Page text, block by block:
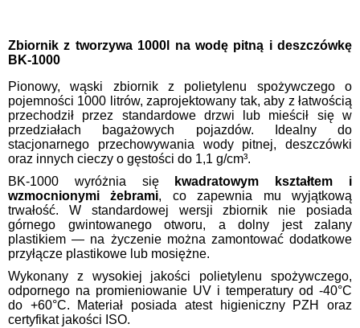
Zbiornik z tworzywa 1000l na wodę pitną i deszczówkę
BK-1000
Pionowy, wąski zbiornik z polietylenu spożywczego o
pojemności 1000 litrów, zaprojektowany tak, aby z łatwością
przechodził przez standardowe drzwi lub mieścił się w
przedziałach bagażowych pojazdów. Idealny do
stacjonarnego przechowywania wody pitnej, deszczówki
oraz innych cieczy o gęstości do 1,1 g/cm³.
BK-1000 wyróżnia się
kwadratowym kształtem i
wzmocnionymi żebrami, co zapewnia mu wyjątkową
trwałość. W standardowej wersji zbiornik nie posiada
górnego gwintowanego otworu, a dolny jest zalany
plastikiem — na życzenie można zamontować dodatkowe
przyłącze plastikowe lub mosiężne.
Wykonany z wysokiej jakości polietylenu spożywczego,
odpornego na promieniowanie UV i temperatury od -40°C
do +60°C. Materiał posiada atest higieniczny PZH oraz
certyfikat jakości ISO.